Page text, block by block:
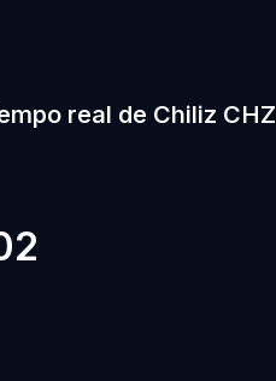
real de Chiliz CHZ